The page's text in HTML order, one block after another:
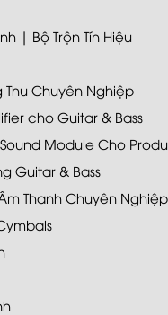
| Bộ Trộn Tín Hiệu
Thu Chuyên Nghiệp
cho Guitar & Bass
Sound Module Cho
Guitar & Bass
Thanh Chuyên Nghiệp